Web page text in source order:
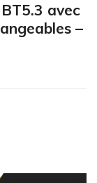
avec
–